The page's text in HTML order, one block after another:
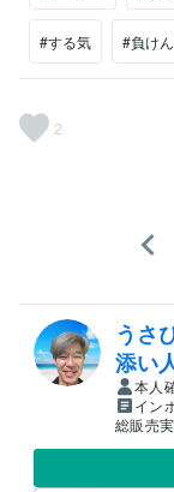
#する気 #負け
2
うさ
添い
本人
イン
総販売